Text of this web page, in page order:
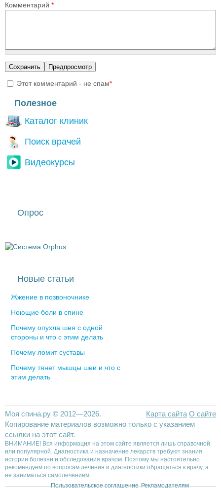
Комментарий *
Этот комментарий - не спам*
Полезное
Каталог клиник
Поиск врачей
Видеокурсы
Опрос
Новые статьи
Жжение в позвоночнике
Ноющие боли в спине
Почему опухла шея с одной
стороны и что с этим делать
Почему ломит суставы
Почему тянет мышцы шеи и что с
этим делать
Карта сайта О сайте
Моя спина.ру © 2012—2026.
Копирование материалов возможно только с указанием
ссылки на этот сайт.
ВНИМАНИЕ! Вся информация на этом сайте является лишь справочной
или популярной. Диагностика и назначение лекарств требуют знания
истории болезни и обследования врачом. Поэтому мы настоятельно
рекомендуем по вопросам лечения и диагностики обращаться к врачу, а
не заниматься самолечением.
Пользовательское соглашение Рекламодателям